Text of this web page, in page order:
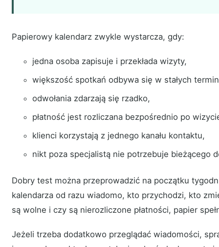
Papierowy kalendarz zwykle wystarcza, gdy:
jedna osoba zapisuje i przekłada wizyty,
większość spotkań odbywa się w stałych
odwołania zdarzają się rzadko,
płatność jest rozliczana bezpośrednio po
klienci korzystają z jednego kanału kontaktu,
nikt poza specjalistą nie potrzebuje bieżącego
Dobry test można przeprowadzić na początku
kalendarza od razu wiadomo, kto przychodzi, kto
są wolne i czy są nierozliczone płatności, papier
Jeżeli trzeba dodatkowo przeglądać wiadomości,